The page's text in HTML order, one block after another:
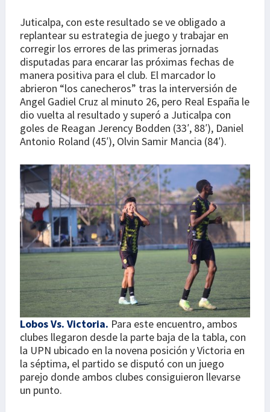
Juticalpa, con este resultado se ve obligado a
replantear su estrategia de juego y trabajar en
corregir los errores de las primeras jornadas
disputadas para encarar las próximas fechas de
manera positiva para el club. El marcador lo
abrieron “los canecheros” tras la interversión de
Angel Gadiel Cruz al minuto 26, pero Real España le
dio vuelta al resultado y superó a Juticalpa con
goles de Reagan Jerency Bodden (33′, 88′), Daniel
Antonio Roland (45′), Olvin Samir Mancia (84′).
Lobos Vs. Victoria. Para este encuentro, ambos
clubes llegaron desde la parte baja de la tabla, con
la UPN ubicado en la novena posición y Victoria en
la séptima, el partido se disputó con un juego
parejo donde ambos clubes consiguieron llevarse
un punto.